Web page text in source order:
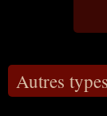
Autres